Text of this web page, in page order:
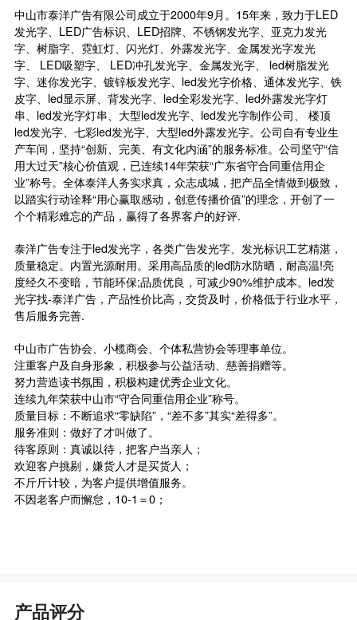
中山市泰洋广告有限公司成立于2000年9月。15年来，致力于LED
发光字、LED广告标识、LED招牌、不锈钢发光字、亚克力发光
字、树脂字、霓虹灯、闪光灯、外露发光字、金属发光字发光
字、 LED吸塑字、 LED冲孔发光字、金属发光字、 led树脂发光
字、迷你发光字、镀锌板发光字、led发光字价格、通体发光字、铁
皮字、led显示屏、背发光字、led全彩发光字、led外露发光字灯
串、led发光字灯串、大型led发光字、led发光字制作公司、 楼顶
led发光字、七彩led发光字、大型led外露发光字。公司自有专业生
产车间，坚持“创新、完美、有文化内涵”的服务标准。公司坚守“信
用大过天”核心价值观，已连续14年荣获“广东省守合同重信用企
业”称号。全体泰洋人务实求真，众志成城，把产品全情做到极致，
以踏实行动诠释“用心赢取感动，创意传播价值”的理念，开创了一
个个精彩难忘的产品，赢得了各界客户的好评.
泰洋广告专注于led发光字，各类广告发光字、发光标识工艺精湛，
质量稳定。内置光源耐用。采用高品质的led防水防晒，耐高温!亮
度经久不变暗，节能环保;品质优良，可减少90%维护成本。led发
光字找-泰洋广告，产品性价比高，交货及时，价格低于行业水平，
售后服务完善.
中山市广告协会、小榄商会、个体私营协会等理事单位。
注重客户及自身形象，积极参与公益活动、慈善捐赠等。
努力营造读书氛围，积极构建优秀企业文化。
连续九年荣获中山市“守合同重信用企业”称号。
质量目标：不断追求“零缺陷”，“差不多”其实“差得多”。
服务准则：做好了才叫做了。
待客原则：真诚以待，把客户当亲人；
欢迎客户挑剔，嫌货人才是买货人；
不斤斤计较，为客户提供增值服务。
不因老客户而懈怠，10-1＝0；
产品评分